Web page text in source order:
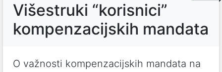
Višestruki “korisnici”
kompenzacijskih mandata
O važnosti kompenzacijskih mandata na